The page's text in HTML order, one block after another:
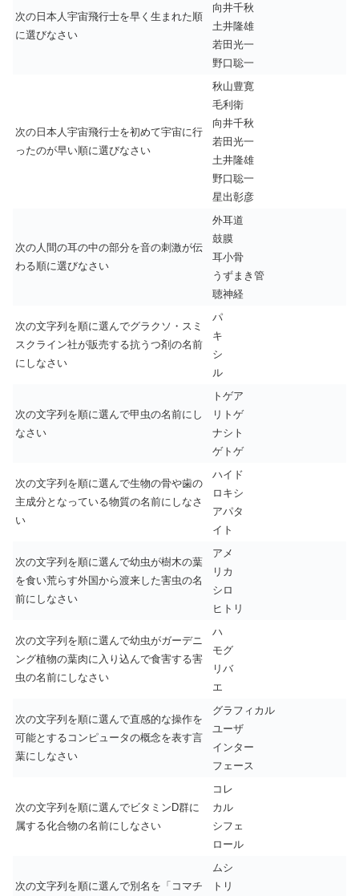
次の日本人宇宙飛行士を早く生まれた順
に選びなさい
向井千秋
土井隆雄
若田光一
野口聡一
次の日本人宇宙飛行士を初めて宇宙に行
ったのが早い順に選びなさい
秋山豊寛
毛利衛
向井千秋
若田光一
土井隆雄
野口聡一
星出彰彦
次の人間の耳の中の部分を音の刺激が伝
わる順に選びなさい
外耳道
鼓膜
耳小骨
うずまき管
聴神経
次の文字列を順に選んでグラクソ・スミ
スクライン社が販売する抗うつ剤の名前
にしなさい
パ
キ
シ
ル
次の文字列を順に選んで甲虫の名前にし
なさい
トゲア
リトゲ
ナシト
ゲトゲ
次の文字列を順に選んで生物の骨や歯の
主成分となっている物質の名前にしなさ
い
ハイド
ロキシ
アパタ
イト
次の文字列を順に選んで幼虫が樹木の葉
を食い荒らす外国から渡来した害虫の名
前にしなさい
アメ
リカ
シロ
ヒトリ
次の文字列を順に選んで幼虫がガーデニ
ング植物の葉肉に入り込んで食害する害
虫の名前にしなさい
ハ
モグ
リバ
エ
次の文字列を順に選んで直感的な操作を
可能とするコンピュータの概念を表す言
葉にしなさい
グラフィカル
ユーザ
インター
フェース
次の文字列を順に選んでビタミンD群に
属する化合物の名前にしなさい
コレ
カル
シフェ
ロール
次の文字列を順に選んで別名を「コマチ
ムシ
トリ